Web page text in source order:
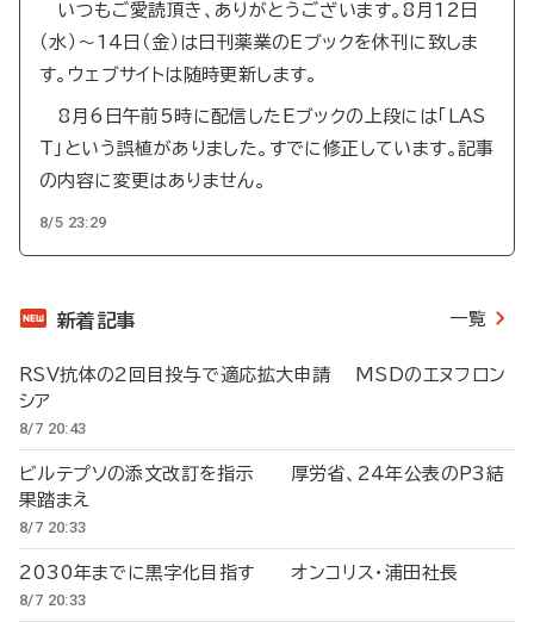
いつもご愛読頂き、ありがとうございます。8月12日
（水）～14日（金）は日刊薬業のEブックを休刊に致しま
す。ウェブサイトは随時更新します。
8月6日午前5時に配信したEブックの上段には「LAS
T」という誤植がありました。すでに修正しています。記事
の内容に変更はありません。
8/5 23:29
新着記事 一覧
RSV抗体の2回目投与で適応拡大申請 MSDのエヌフロン
シア
8/7 20:43
ビルテプソの添文改訂を指示 厚労省、24年公表のP3結
果踏まえ
8/7 20:33
2030年までに黒字化目指す オンコリス・浦田社長
8/7 20:33